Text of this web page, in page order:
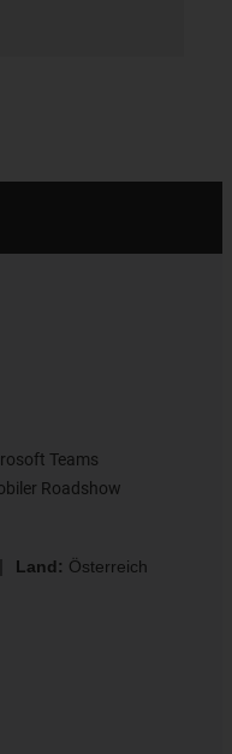
Teams
Roadshow
Land: Österreich